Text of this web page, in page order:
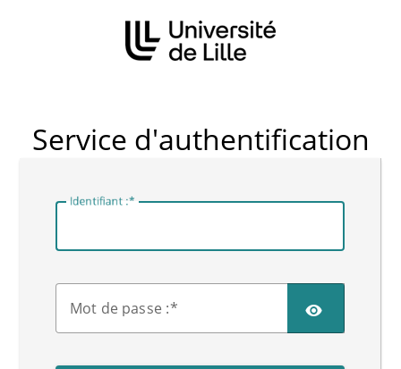
CAS
Service d'authentification
Identifiant :
Mot de passe :